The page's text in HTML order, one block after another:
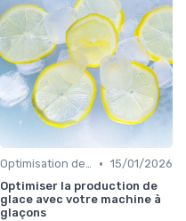
Optimisation de Production • 15/01/2026
Optimiser la production de
glace avec votre machine à
glaçons